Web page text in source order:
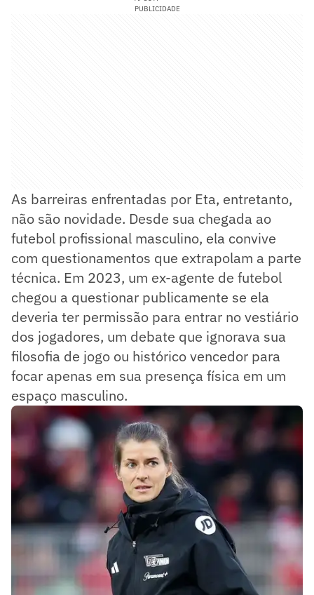
PUBLICIDADE
As barreiras enfrentadas por Eta, entretanto,
não são novidade. Desde sua chegada ao
futebol profissional masculino, ela convive
com questionamentos que extrapolam a parte
técnica. Em 2023, um ex-agente de futebol
chegou a questionar publicamente se ela
deveria ter permissão para entrar no vestiário
dos jogadores, um debate que ignorava sua
filosofia de jogo ou histórico vencedor para
focar apenas em sua presença física em um
espaço masculino.